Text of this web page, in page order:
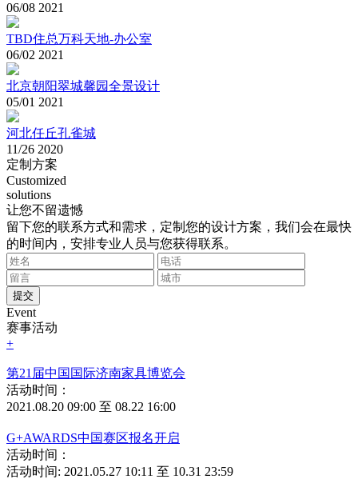
06/08 2021
TBD住总万科天地-办公室
06/02 2021
北京朝阳翠城馨园全景设计
05/01 2021
河北任丘孔雀城
11/26 2020
定制方案
Customized
solutions
让您不留遗憾
留下您的联系方式和需求，定制您的设计方案，我们会在最快
的时间内，安排专业人员与您获得联系。
Event
赛事活动
+
第21届中国国际济南家具博览会
活动时间：
2021.08.20 09:00 至 08.22 16:00
G+AWARDS中国赛区报名开启
活动时间：
活动时间: 2021.05.27 10:11 至 10.31 23:59